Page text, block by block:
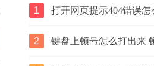
1
打开网页提示404错误
示404错误【详解】
2
键盘上顿号怎么打出来
两种方法